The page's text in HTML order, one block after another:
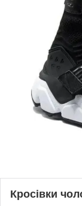
Кросівки